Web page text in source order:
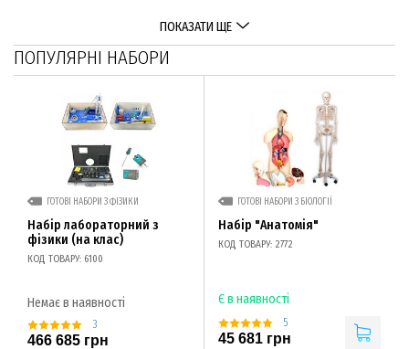
ПОКАЗАТИ ЩЕ
ПОПУЛЯРНІ НАБОРИ
ГОТОВІ НАБОРИ З ФІЗИКИ
Набір лабораторний з
фізики (на клас)
КОД ТОВАРУ: 6100
Немає в наявності
3
466 685 грн
ГОТОВІ НАБОРИ З БІОЛОГІЇ
Набір "Анатомія"
КОД ТОВАРУ: 2772
Є в наявності
5
45 681 грн